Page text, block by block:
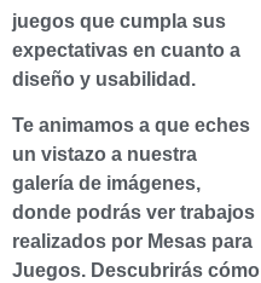
juegos que cumpla sus
expectativas en cuanto a
diseño y usabilidad.
Te animamos a que eches
un vistazo a nuestra
galería de imágenes,
donde podrás ver trabajos
realizados por Mesas para
Juegos. Descubrirás cómo